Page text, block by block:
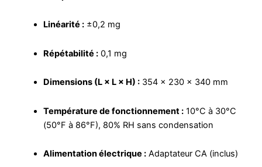
Linéarité : ±0,2 mg
Répétabilité : 0,1 mg
Dimensions (L × L × H) : 354 × 230 × 340 mm
Température de fonctionnement : 10°C à 30°C
(50°F à 86°F), 80% RH sans condensation
Alimentation électrique : Adaptateur CA (inclus)